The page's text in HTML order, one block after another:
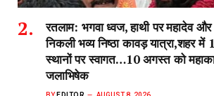
रतलाम: भगवा ध्वज, हाथी पर महादेव
निकली भव्य निष्ठा कावड़ यात्रा,शहर
स्थानों पर स्वागत…10 अगस्त को
जलाभिषेक